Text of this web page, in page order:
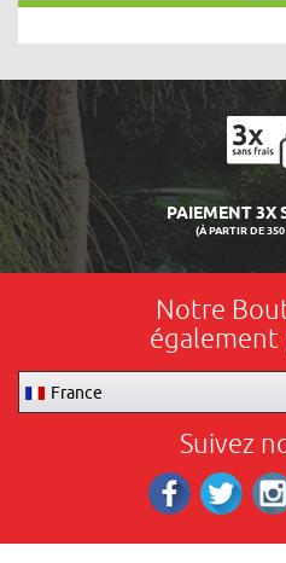
PAIEMENT 3X
(À PARTIR DE
Notre
également
France
Suivez